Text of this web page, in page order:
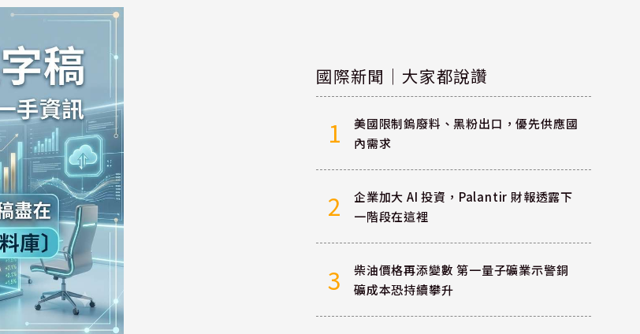
國際新聞｜大家都說讚
1
美國限制鎢廢料、黑粉出口，優先供應國
內需求
2
企業加大 AI 投資，Palantir 財報透露下
一階段在這裡
3
柴油價格再添變數 第一量子礦業示警銅
礦成本恐持續攀升